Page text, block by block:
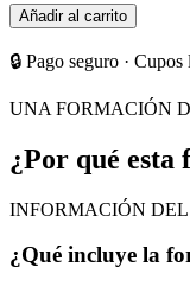
Formación
Lami
Trainer
Peru
Enero
2026
Añadir al carrito
🔒 Pago seguro ·
UNA FORMACIÓN
¿Por qué esta
INFORMACIÓN DEL
¿Qué incluye la